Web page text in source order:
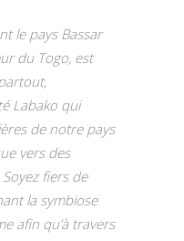
le pays Bassar
du Togo, est
Labako qui
de notre pays
vers des
fiers de
la symbiose
afin qu’à travers